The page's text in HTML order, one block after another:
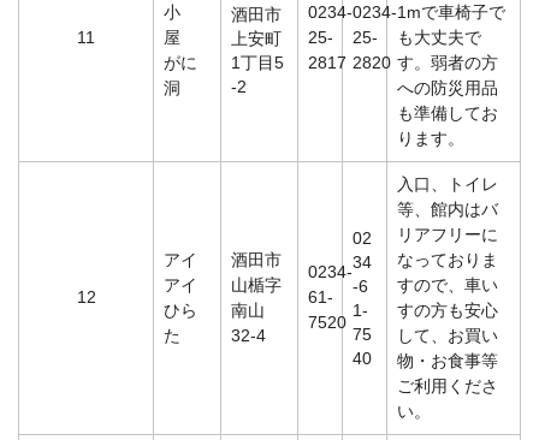
11
小
屋
がに
洞
酒田市
上安町
1丁目5
-2
0234-
25-
2817
0234-
25-
2820
1mで車椅子で
も大丈夫で
す。弱者の方
への防災用品
も準備してお
ります。
12
アイ
アイ
ひら
た
酒田市
山楯字
南山
32-4
0234-
61-
7520
02
34
-6
1-
75
40
入口、トイレ
等、館内はバ
リアフリーに
なっておりま
すので、車い
すの方も安心
して、お買い
物・お食事等
ご利用くださ
い。